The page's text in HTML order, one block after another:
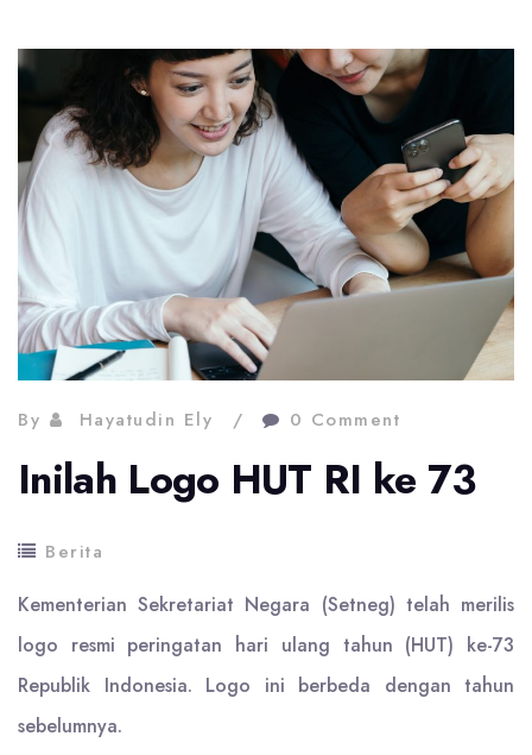
By Hayatudin Ely 0 Comment
Inilah Logo HUT RI ke 73
Berita
Kementerian Sekretariat Negara (Setneg) telah merilis
logo resmi peringatan hari ulang tahun (HUT) ke-73
Republik Indonesia. Logo ini berbeda dengan tahun
sebelumnya.